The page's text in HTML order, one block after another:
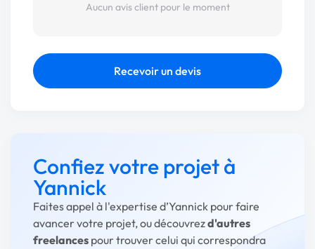
Aucun avis client pour le moment
Recevoir un devis
Confiez votre projet à
Yannick
Faites appel à l'expertise d’Yannick pour faire
avancer votre projet, ou découvrezd'autres
freelances pour trouver celui qui correspondra